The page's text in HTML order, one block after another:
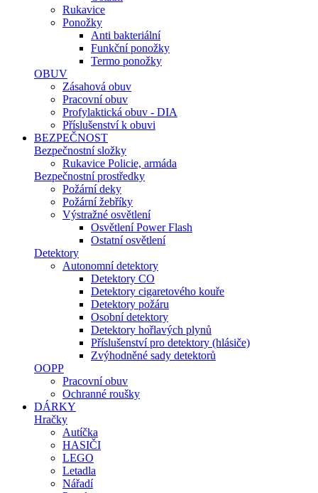
Rukavice
Ponožky
Anti bakteriální
Funkční ponožky
Termo ponožky
OBUV
Zásahová obuv
Pracovní obuv
Profylaktická obuv - DIA
Příslušenství k obuvi
BEZPEČNOST
Bezpečnostní složky
Rukavice Policie, armáda
Bezpečnostní prostředky
Požární deky
Požární žebříky
Výstražné osvětlení
Osvětlení Power Flash
Ostatní osvětlení
Detektory
Autonomní detektory
Detektory CO
Detektory cigaretového kouře
Detektory požáru
Osobní detektory
Detektory hořlavých plynů
Příslušenství pro detektory (hlásiče)
Zvýhodněné sady detektorů
OOPP
Pracovní obuv
Ochranné roušky
DÁRKY
Hračky
Autíčka
HASIČI
LEGO
Letadla
Nářadí